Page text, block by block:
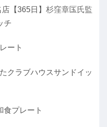
店【365日】杉窪章匤氏監
チ
ート
クラブハウスサンドイッ
食プレート